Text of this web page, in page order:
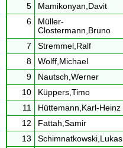
5
Mamikonyan,Davit
6
Müller-
Clostermann,Bruno
7 Stremmel,Ralf
8
Wolff,Michael
9
Nautsch,Werner
10
Küppers,Timo
11
Hüttemann,Karl-Heinz
12
Fattah,Samir
13
Schimnatkowski,Lukas